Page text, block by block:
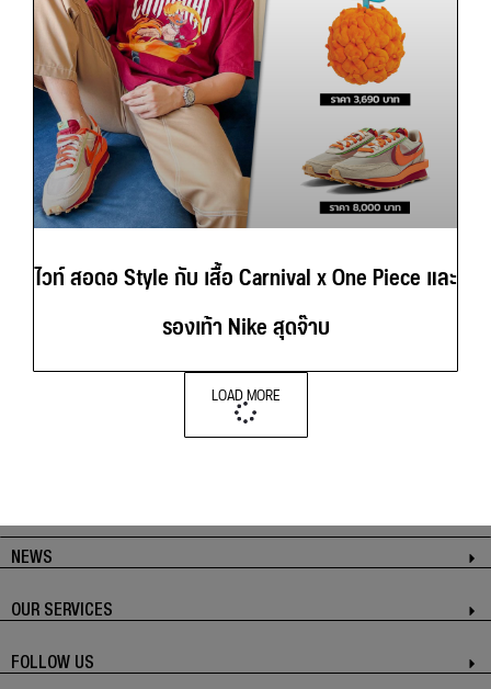
ไวท์ สอดอ Style กับ เสื้อ Carnival x One Piece และ
รองเท้า Nike สุดจ๊าบ
LOAD MORE
NEWS
OUR SERVICES
FOLLOW US